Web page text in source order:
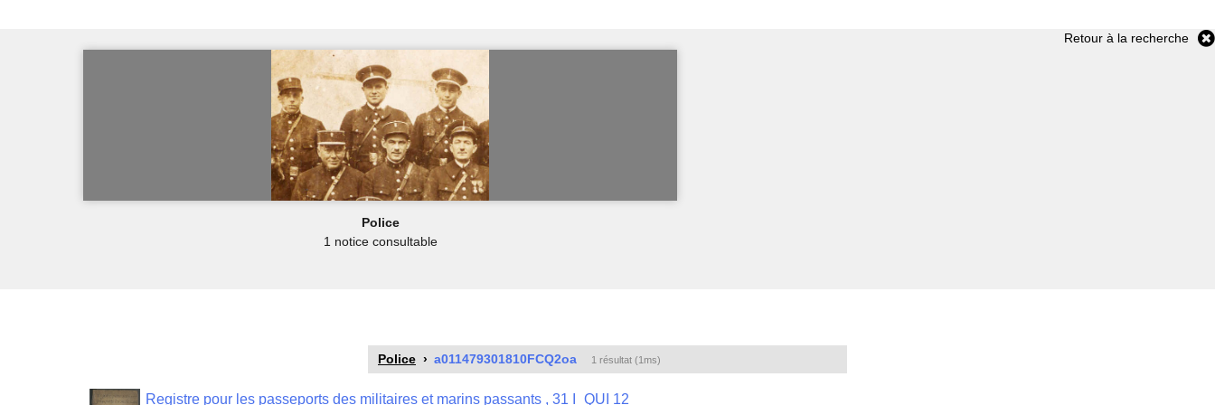
Retour à la recherche
Police
1 notice consultable
Police a011479301810FCQ2oa 1 résultat (1ms)
Registre pour les passeports des militaires et marins passants , 31 I_QUI 12